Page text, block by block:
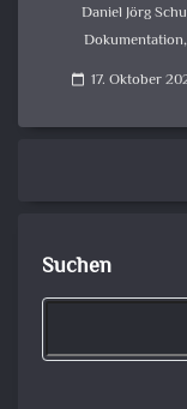
Daniel Jörg
Dokumentation,
calendar_today 17. Oktober
Suchen